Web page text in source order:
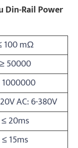
Din-Rail Power
100 mΩ
≥ 50000
AC: 6-380V
≤ 20ms
≤ 15ms